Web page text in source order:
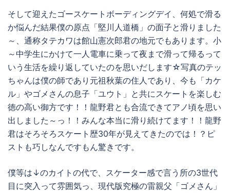
そして迎えたゴースケートボーディングデイ、何処で滑る
か悩んだ結果僕の原点「堅川人道橋」の面子と滑りました
～、通称タテカワは館山憲次郎君の地元でもあります。小
～中学生にかけて一人電車に乗って夜まで滑って帰るって
いう生活を繰り返していたのを思いだします☆写真のテッ
ちゃんは僕の師であり元祖秋葉の住人であり、今も「カケ
ル」やゴメさんの息子「ユウト」と共にスケートを楽しむ
徳の高い御方です！！龍野君とも合流できてアノ頃を思い
出しました～っ！！みんな本当に滑り続けてます！！龍野
君はそろそろスケート歴30年が見えてきたのでは！？ピ
ストも巧しなんですもん驚きです。
僕等は↓のカイトの代で、スケーター感で言う所の3世代
目に突入って雰囲気っ、現代版究極の雷親父「ゴメさん」